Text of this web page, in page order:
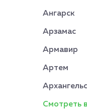
Ангарск
Арзамас
Армавир
Артем
Смотреть